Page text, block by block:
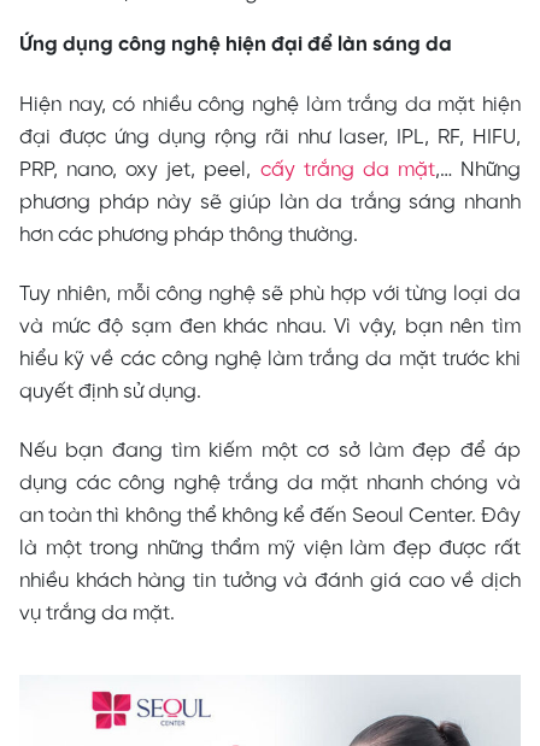
Ứng dụng công nghệ hiện đại để làn sáng da
Hiện nay, có nhiều công nghệ làm trắng da mặt hiện
đại được ứng dụng rộng rãi như laser, IPL, RF, HIFU,
PRP, nano, oxy jet, peel, cấy trắng da mặt,… Những
phương pháp này sẽ giúp làn da trắng sáng nhanh
hơn các phương pháp thông thường.
Tuy nhiên, mỗi công nghệ sẽ phù hợp với từng loại da
và mức độ sạm đen khác nhau. Vì vậy, bạn nên tìm
hiểu kỹ về các công nghệ làm trắng da mặt trước khi
quyết định sử dụng.
Nếu bạn đang tìm kiếm một cơ sở làm đẹp để áp
dụng các công nghệ trắng da mặt nhanh chóng và
an toàn thì không thể không kể đến Seoul Center. Đây
là một trong những thẩm mỹ viện làm đẹp được rất
nhiều khách hàng tin tưởng và đánh giá cao về dịch
vụ trắng da mặt.